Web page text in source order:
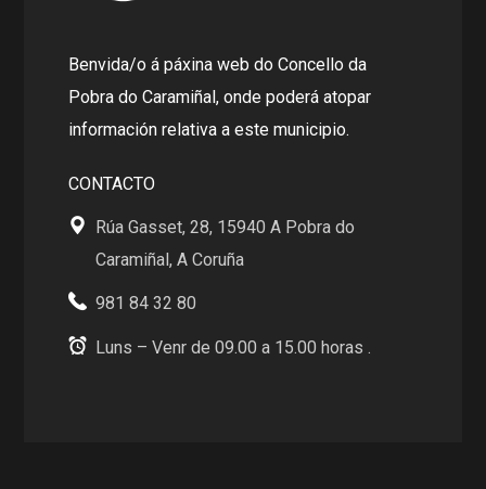
Benvida/o á páxina web do Concello da
Pobra do Caramiñal, onde poderá atopar
información relativa a este municipio.
CONTACTO
Rúa Gasset, 28, 15940 A Pobra do
Caramiñal, A Coruña
981 84 32 80
Luns – Venr de 09.00 a 15.00 horas .